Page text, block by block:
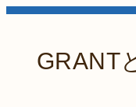
GRANT